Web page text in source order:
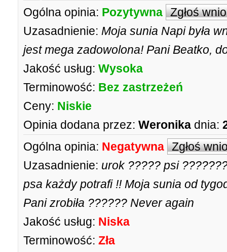
Ogólna opinia: Pozytywna Zgłoś
Uzasadnienie: Moja sunia Napi była
jest mega zadowolona! Pani Beatko,
Jakość usług: Wysoka
Terminowość: Bez zastrzeżeń
Ceny: Niskie
Opinia dodana przez: Weronika dnia:
Ogólna opinia: Negatywna Zgłoś
Uzasadnienie: urok ????? psi
psa każdy potrafi !! Moja sunia od
Pani zrobiła ?????? Never again
Jakość usług: Niska
Terminowość: Zła